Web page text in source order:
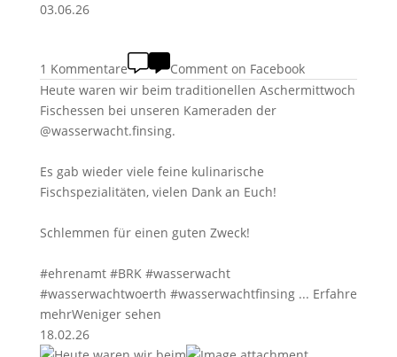
03.06.26
1 Kommentare
Comment on Facebook
Heute waren wir beim traditionellen Aschermittwoch
Fischessen bei unseren Kameraden der
@wasserwacht.finsing.
Es gab wieder viele feine kulinarische
Fischspezialitäten, vielen Dank an Euch!
Schlemmen für einen guten Zweck!
#ehrenamt #BRK #wasserwacht
#wasserwachtwoerth #wasserwachtfinsing ... Erfahre
mehrWeniger sehen
18.02.26